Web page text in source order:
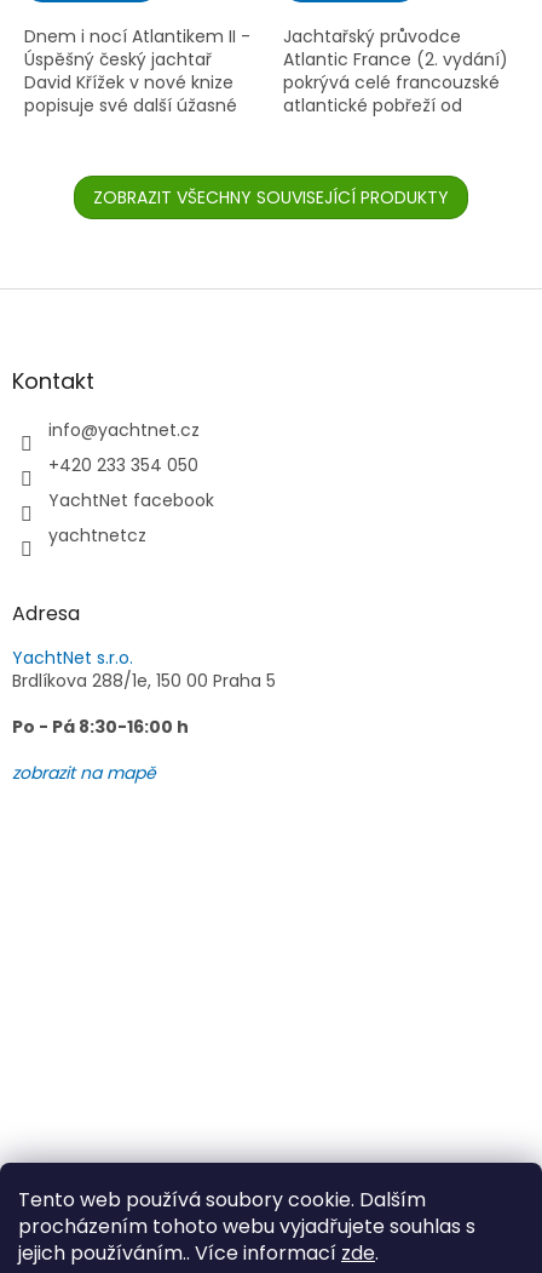
Tento web používá soubory cookie. Dalším
procházením tohoto webu vyjadřujete souhlas s
jejich používáním.. Více informací zde.
5
hvězdiček.
Dnem i nocí Atlantikem II -
Úspěšný český jachtař
David Křížek v nové knize
popisuje své další úžasné
úspěšného titulu Dnem i
5
hvězdiček.
Jachtařský průvodce
Atlantic France (2. vydání)
pokrývá celé francouzské
atlantické pobřeží od
Chavassem nabízí detailní
mapy,...
ZOBRAZIT VŠECHNY SOUVISEJÍCÍ PRODUKTY
Z
aKontakt
info@yachtnet.cz
+420 233 354 050
YachtNet facebook
yachtnetcz
Adresa
YachtNet s.r.o.
Brdlíkova 288/1e, 150 00 Praha 5
Po - Pá 8:30-16:00 h
zobrazit na mapě